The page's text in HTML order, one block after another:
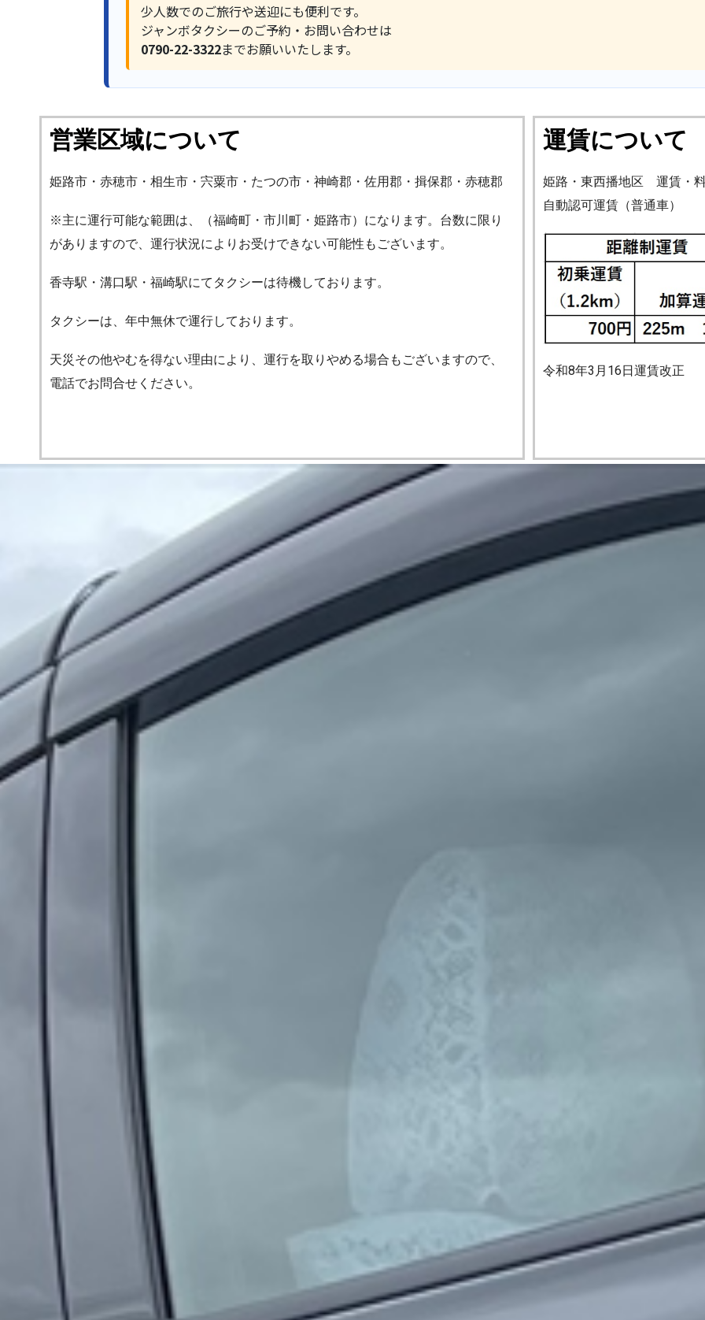
少人数でのご旅行や送迎にも便利です。
ジャンボタクシーのご予約・お問い合わせは
0790-22-3322までお願いいたします。
営業区域について
姫路市・赤穂市・相生市・宍粟市・たつの市・神崎郡・佐用郡・揖保郡・赤穂郡
※主に運行可能な範囲は、（福崎町・市川町・姫路市）になります。台数に限り
がありますので、運行状況によりお受けできない可能性もございます。
香寺駅・溝口駅・福崎駅にてタクシーは待機しております。
タクシーは、年中無休で運行しております。
天災その他やむを得ない理由により、運行を取りやめる場合もございますので、
電話でお問合せください。
運賃について
姫路・東西播地区 運賃・
自動認可運賃（普通車）
令和8年3月16日運賃改正